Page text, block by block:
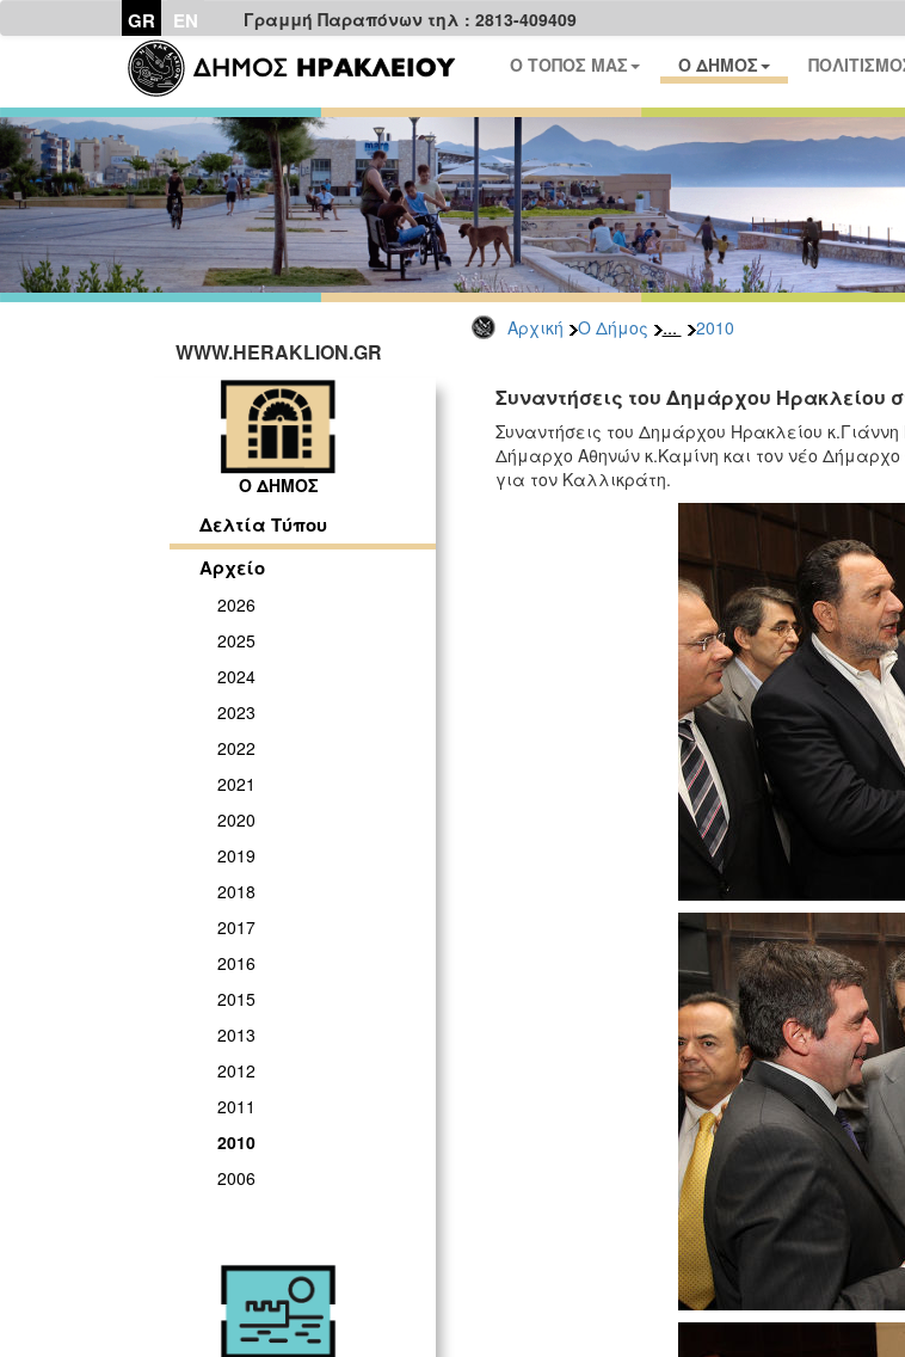
GR EN Γραμμή Παραπόνων τηλ : 2813-409409
Ο ΤΟΠΟΣ ΜΑΣ Ο ΔΗΜΟΣ
Αρχική Ο Δήμος ... 2010
WWW.HERAKLION.GR
Ο ΔΗΜΟΣ
Δελτία Τύπου
Αρχείο
2026
2025
2024
2023
2022
2021
2020
2019
2018
2017
2016
2015
2013
2012
2011
2010
2006
Συναντήσεις του Δημάρχου Ηρακλείου
Συναντήσεις του Δημάρχου Ηρακλείου
Δήμαρχο Αθηνών κ.Καμίνη και τον νέο Δήμαρχο
για τον Καλλικράτη.